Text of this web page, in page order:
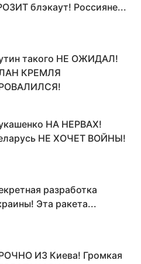
блэкаут! Россияне...
такого НЕ ОЖИДАЛ!
КРЕМЛЯ
НА НЕРВАХ!
НЕ ХОЧЕТ ВОЙНЫ!
разработка
Эта ракета...
ИЗ Киева! Громкая